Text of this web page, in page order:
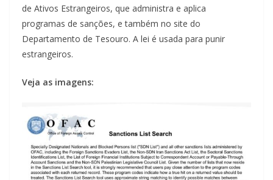
de Ativos Estrangeiros, que administra e aplica
programas de sanções, e também no site do
Departamento de Tesouro. A lei é usada para punir
estrangeiros.
Veja as imagens: